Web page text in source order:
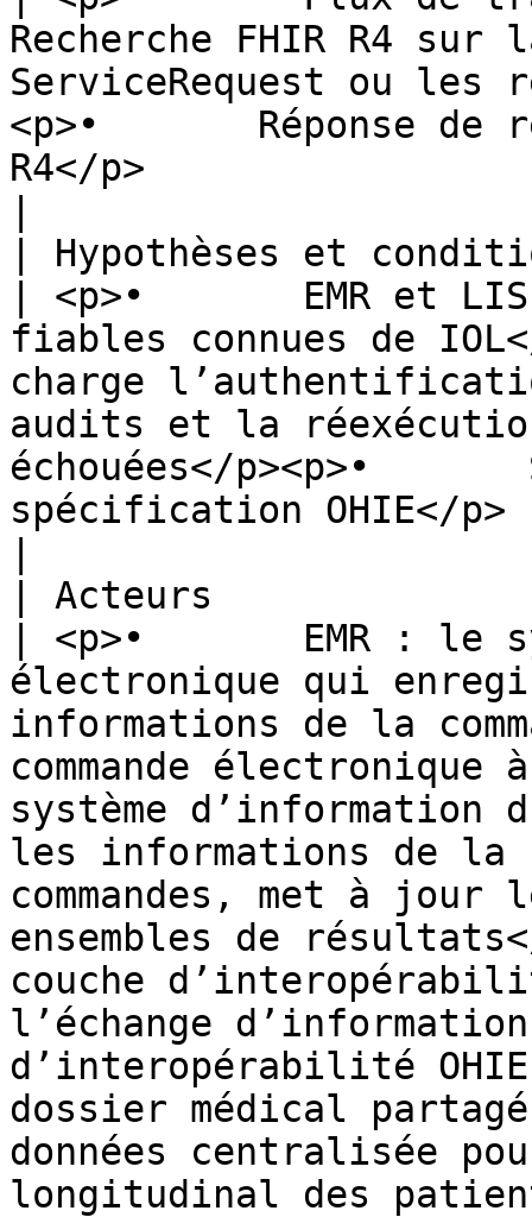
Recherche FHIR R4
ServiceRequest ou les
<p>•       Réponse de
R4</p>
| Hypothèses et
| <p>•       EMR et
fiables connues de
charge
audits et la
échouées</p><p>•
spécification OHIE</p>
| Acteurs
| <p>•       EMR : le
électronique qui
informations de la
commande
système
les informations de la
commandes, met à
ensembles de
couche
l’échange
d’interopérabilité
dossier médical
données centralisée
longitudinal des